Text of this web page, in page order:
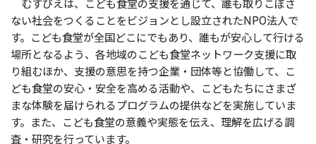
むすびえは、こども食堂の支援を通じて、誰も取りこぼさ
ない社会をつくることをビジョンとし設立されたNPO法人で
す。こども食堂が全国どこにでもあり、誰もが安心して行ける
場所となるよう、各地域のこども食堂ネットワーク支援に取
り組むほか、支援の意思を持つ企業・団体等と協働して、こ
ども食堂の安心・安全を高める活動や、こどもたちにさまざ
まな体験を届けられるプログラムの提供などを実施していま
す。また、こども食堂の意義や実態を伝え、理解を広げる調
査・研究を行っています。